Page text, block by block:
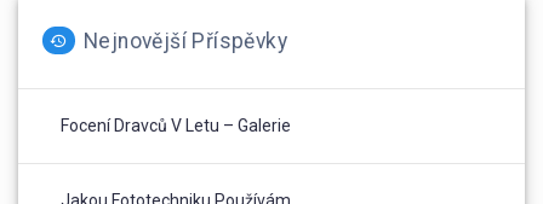
Nejnovější Příspěvky
Focení Dravců V Letu – Galerie
Jakou Fototechniku Používám